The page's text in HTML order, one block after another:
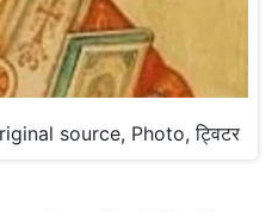
source, Photo, ट्विटर